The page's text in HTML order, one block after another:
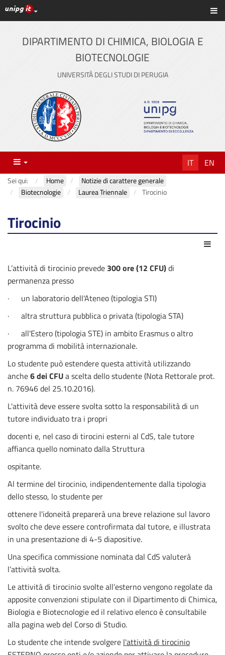
Vai
al
contenuto
principale
Link ai principali servizi web di Ateneo
DIPARTIMENTO DI CHIMICA, BIOLOGIA E
BIOTECNOLOGIE
UNIVERSITÀ DEGLI STUDI DI PERUGIA
Menu IT EN
Sei qui: Home
Notizie di carattere generale
Biotecnologie
Laurea Triennale Tirocinio
Tirocinio
L’attività di tirocinio prevede 300 ore (12 CFU)di
permanenza presso
·
un laboratorio dell'Ateneo (tipologia STI)
·
altra struttura pubblica o privata (tipologia STA)
·
all'Estero (tipologia STE) in ambito Erasmus o altro
programma di mobilità internazionale.
Lo studente può estendere questa attività utilizzando
anche6 dei CFUa scelta dello studente (Nota Rettorale prot.
n. 76946 del 25.10.2016).
L'attività deve essere svolta sotto la responsabilità di un
tutore individuato tra i propri
docenti e, nel caso di tirocini esterni al CdS, tale tutore
affianca quello nominato dalla Struttura
ospitante.
Al termine del tirocinio, indipendentemente dalla tipologia
dello stesso, lo studente per
ottenere l'idoneità preparerà una breve relazione sul lavoro
svolto che deve essere controfirmata dal tutore, e illustrata
in una presentazione di 4-5 diapositive.
Una specifica commissione nominata dal CdS valuterà
l’attività svolta.
Le attività di tirocinio svolte all’esterno vengono regolate da
apposite convenzioni stipulate con il Dipartimento di Chimica,
Biologia e Biotecnologie ed il relativo elenco è consultabile
alla pagina web del Corso di Studio.
Lo studente che intende svolgere l'attività di tirocinio